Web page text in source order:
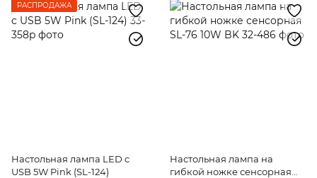
РАСПРОДАЖА
Настольная лампа LED c
USB 5W Pink (SL-124)
Настольная лампа на
гибкой ножке сенсорная